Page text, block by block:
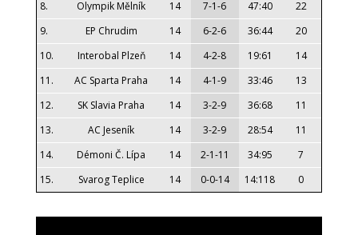
8.
Olympik Mělník 14 7-1-6 47:40
22
9.
EP Chrudim 14 6-2-6 36:44
20
10.
Interobal Plzeň 14 4-2-8 19:61
14
11.
AC Sparta Praha 14 4-1-9 33:46
13
12.
SK Slavia Praha 14 3-2-9 36:68
11
13.
AC Jeseník 14 3-2-9 28:54
11
14.
Démoni Č. Lípa 14 2-1-11 34:95
7
15.
Svarog Teplice 14 0-0-14 14:118 0